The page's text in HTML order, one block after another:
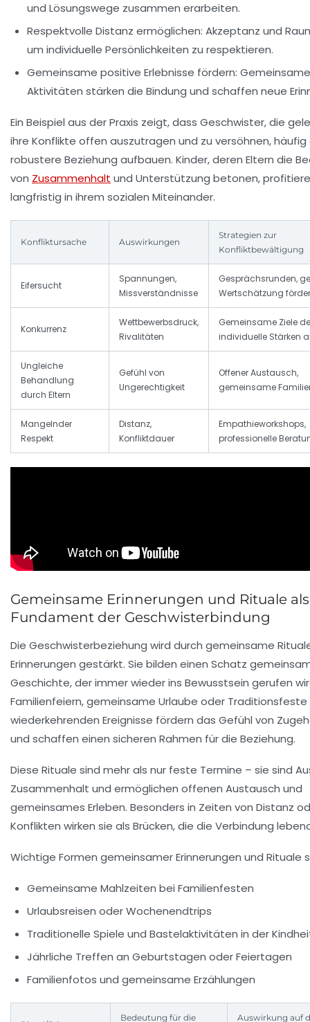
und Lösungswege zusammen erarbeiten.
Respektvolle Distanz ermöglichen: Akzeptanz und
um individuelle Persönlichkeiten zu respektieren.
Gemeinsame positive Erlebnisse fördern: Gemeinsame
Aktivitäten stärken die Bindung und schaffen neue
Ein Beispiel aus der Praxis zeigt, dass Geschwister, die
ihre Konflikte offen auszutragen und zu versöhnen, häufig
robustere Beziehung aufbauen. Kinder, deren Eltern die
von Zusammenhalt und Unterstützung betonen,
langfristig in ihrem sozialen Miteinander.
Konfliktursache Auswirkungen
Strategien zur
Konfliktbewältigung
Eifersucht
Spannungen,
Missverständnisse
Gesprächsrunden,
Wertschätzung
Konkurrenz
Wettbewerbsdruck,
Rivalitäten
Gemeinsame Ziele
individuelle Stärken
Ungleiche
Behandlung
durch Eltern
Gefühl von
Ungerechtigkeit
Offener Austausch,
gemeinsame
Mangelnder
Respekt
Distanz,
Konfliktdauer
Empathieworkshops,
professionelle
Gemeinsame Erinnerungen und Rituale als
Fundament der Geschwisterbindung
Die Geschwisterbeziehung wird durch gemeinsame
Erinnerungen gestärkt. Sie bilden einen Schatz
Geschichte, der immer wieder ins Bewusstsein gerufen
Familienfeiern, gemeinsame Urlaube oder
wiederkehrenden Ereignisse fördern das Gefühl von
und schaffen einen sicheren Rahmen für die Beziehung.
Diese Rituale sind mehr als nur feste Termine – sie sind
Zusammenhalt und ermöglichen offenen Austausch und
gemeinsames Erleben. Besonders in Zeiten von Distanz
Konflikten wirken sie als Brücken, die die Verbindung
Wichtige Formen gemeinsamer Erinnerungen und Rituale
Gemeinsame Mahlzeiten bei Familienfesten
Urlaubsreisen oder Wochenendtrips
Traditionelle Spiele und Bastelaktivitäten in der
Jährliche Treffen an Geburtstagen oder Feiertagen
Familienfotos und gemeinsame Erzählungen
Bedeutung für die Auswirkung auf